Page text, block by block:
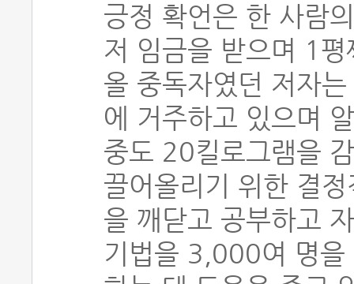
긍정 확언은 한 사람
저 임금을 받으며 1
올 중독자였던 저자
에 거주하고 있으며
중도 20킬로그램을
끌어올리기 위한 결
을 깨닫고 공부하고
기법을 3,000여 명을